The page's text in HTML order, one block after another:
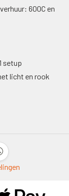
600C en
setup
licht en rook